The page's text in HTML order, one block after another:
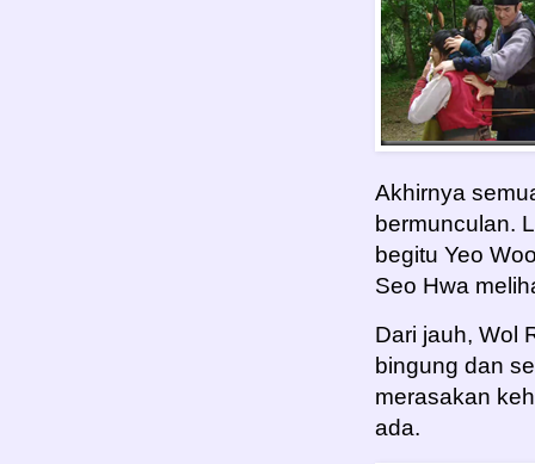
Akhirnya
bermunculan.
begitu Yeo
Seo Hwa
Dari jauh, Wol
bingung dan
merasakan
ada.